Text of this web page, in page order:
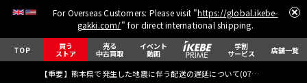
For Overseas Customers: Please visit "https://global.ikebe-
gakki.com/" for direct international shipping.
TOP 買う
ストア
売る
中古買取
イベント
動画
学割
サービス 店舗一覧
【重要】熊本県で発生した地震に伴う配送の遅延について(07月29日